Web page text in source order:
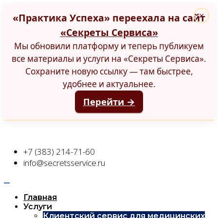
«Практика Успеха» переехала на сайт
«Секреты Сервиса»
Мы обновили платформу и теперь публикуем
все материалы и услуги на «Секреты Сервиса».
Сохраните новую ссылку — там быстрее,
удобнее и актуальнее.
Перейти →
×
+7 (383) 214-71-60
info@secretsservice.ru
Главная
Услуги
Клиентский сервис для медицинских